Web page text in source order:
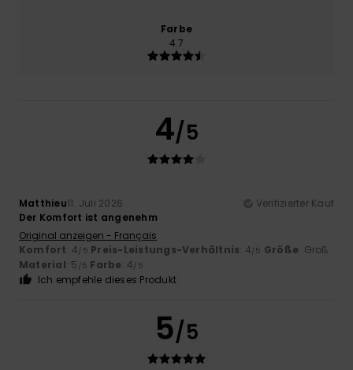
Farbe
4.7
4/5
Matthieu11. Juli 2026
Verifizierter Kauf
Der Komfort ist angenehm
Original anzeigen - Français
Komfort: 4/5 Preis-Leistungs-Verhältnis: 4/5 Größe: Groß
Material: 5 /5 Farbe: 4/5
Ich empfehle dieses Produkt
5/5